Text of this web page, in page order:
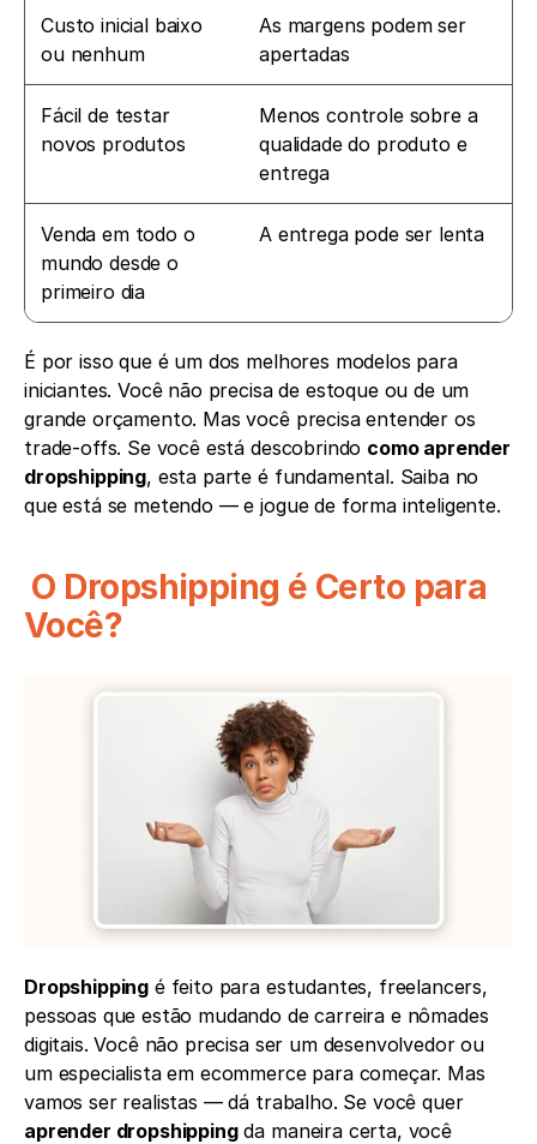
Custo inicial baixo
ou nenhum
As margens podem ser
apertadas
Fácil de testar
novos produtos
Menos controle sobre a
qualidade do produto e
entrega
Venda em todo o
mundo desde o
primeiro dia
A entrega pode ser lenta
É por isso que é um dos melhores modelos para
iniciantes. Você não precisa de estoque ou de um
grande orçamento. Mas você precisa entender os
trade-offs. Se você está descobrindo como aprender
dropshipping, esta parte é fundamental. Saiba no
que está se metendo — e jogue de forma inteligente.
O Dropshipping é Certo para
Você?
Dropshipping é feito para estudantes, freelancers,
pessoas que estão mudando de carreira e nômades
digitais. Você não precisa ser um desenvolvedor ou
um especialista em ecommerce para começar. Mas
vamos ser realistas — dá trabalho. Se você quer
aprender dropshipping da maneira certa, você